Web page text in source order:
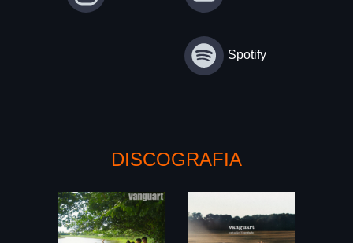
Spotify
DISCOGRAFIA